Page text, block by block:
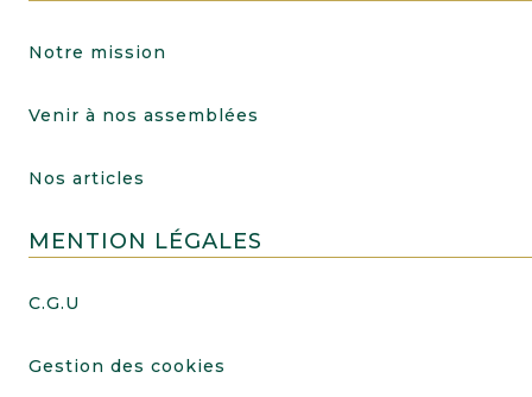
Notre mission
Venir à nos assemblées
Nos articles
MENTION LÉGALES
C.G.U
Gestion des cookies